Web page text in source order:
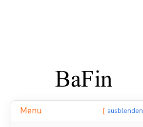
Menu ausblenden